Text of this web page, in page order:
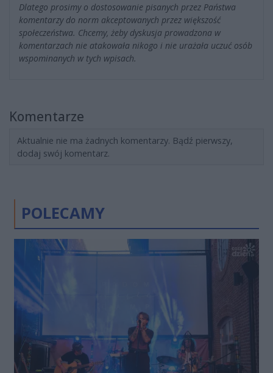
Dlatego prosimy o dostosowanie pisanych przez Państwa
komentarzy do norm akceptowanych przez większość
społeczeństwa. Chcemy, żeby dyskusja prowadzona w
komentarzach nie atakowała nikogo i nie urażała uczuć osób
wspominanych w tych wpisach.
Komentarze
Aktualnie nie ma żadnych komentarzy. Bądź pierwszy,
dodaj swój komentarz.
POLECAMY